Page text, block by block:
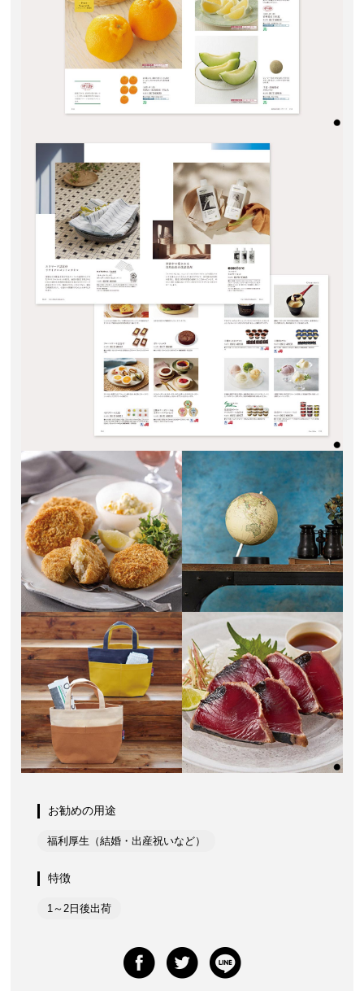
お勧めの用途
福利厚生（結婚・出産祝いなど）
特徴
1～2日後出荷